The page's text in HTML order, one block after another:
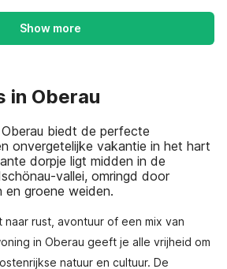
Show more
in Oberau
biedt de perfecte
onvergetelijke vakantie in het hart
dorpje ligt midden in de
vallei, omringd door
en groene weiden.
rust, avontuur of een mix van
in Oberau geeft je alle vrijheid om
natuur en cultuur. De